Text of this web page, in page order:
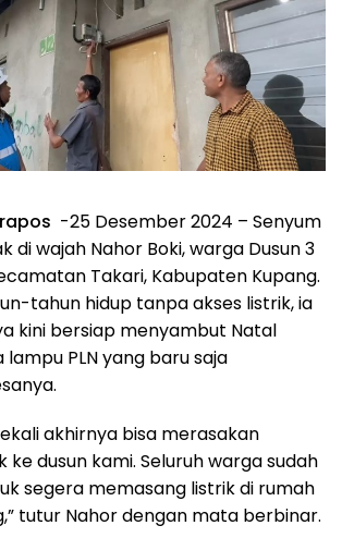
-25 Desember 2024 – Senyum
di wajah Nahor Boki, warga Dusun 3
Takari, Kabupaten Kupang.
tahun hidup tanpa akses listrik, ia
kini bersiap menyambut Natal
PLN yang baru saja
akhirnya bisa merasakan
ke dusun kami. Seluruh warga sudah
segera memasang listrik di rumah
tutur Nahor dengan mata berbinar.